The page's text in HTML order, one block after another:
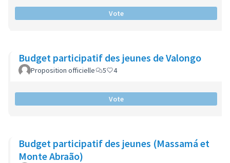
Vote
Budget participatif des jeunes de Valongo
Proposition officielle 5 4
Vote
Budget participatif des jeunes (Massamá et
Monte Abraão)